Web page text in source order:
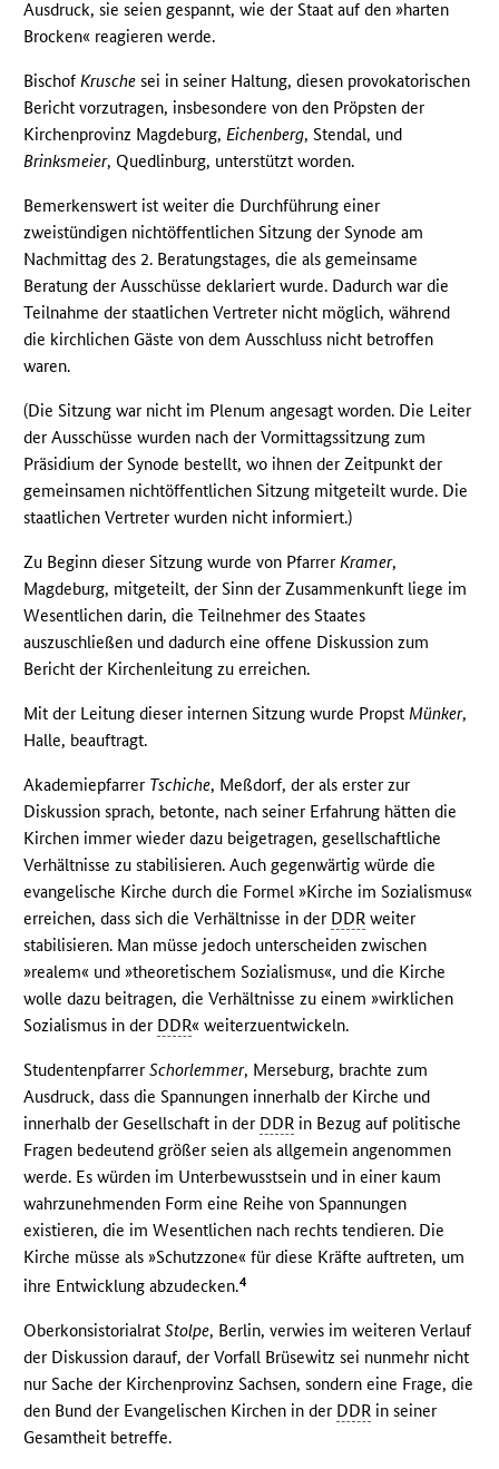
Ausdruck, sie seien gespannt, wie der Staat auf den »harten
Brocken« reagieren werde.
BischofKrusche sei in seiner Haltung, diesen provokatorischen
Bericht vorzutragen, insbesondere von den Pröpsten der
Kirchenprovinz Magdeburg,Eichenberg, Stendal, und
Brinksmeier, Quedlinburg, unterstützt worden.
Bemerkenswert ist weiter die Durchführung einer
zweistündigen nichtöffentlichen Sitzung der Synode am
Nachmittag des 2. Beratungstages, die als gemeinsame
Beratung der Ausschüsse deklariert wurde. Dadurch war die
Teilnahme der staatlichen Vertreter nicht möglich, während
die kirchlichen Gäste von dem Ausschluss nicht betroffen
waren.
(Die Sitzung war nicht im Plenum angesagt worden. Die Leiter
der Ausschüsse wurden nach der Vormittagssitzung zum
Präsidium der Synode bestellt, wo ihnen der Zeitpunkt der
gemeinsamen nichtöffentlichen Sitzung mitgeteilt wurde. Die
staatlichen Vertreter wurden nicht informiert.)
Zu Beginn dieser Sitzung wurde von PfarrerKramer,
Magdeburg, mitgeteilt, der Sinn der Zusammenkunft liege im
Wesentlichen darin, die Teilnehmer des Staates
auszuschließen und dadurch eine offene Diskussion zum
Bericht der Kirchenleitung zu erreichen.
Mit der Leitung dieser internen Sitzung wurde PropstMünker,
Halle, beauftragt.
Akademiepfarrer Tschiche, Meßdorf, der als erster zur
Diskussion sprach, betonte, nach seiner Erfahrung hätten die
Kirchen immer wieder dazu beigetragen, gesellschaftliche
Verhältnisse zu stabilisieren. Auch gegenwärtig würde die
evangelische Kirche durch die Formel »Kirche im Sozialismus«
erreichen, dass sich die Verhältnisse in der DDR weiter
stabilisieren. Man müsse jedoch unterscheiden zwischen
»realem« und »theoretischem Sozialismus«, und die Kirche
wolle dazu beitragen, die Verhältnisse zu einem »wirklichen
Sozialismus in der DDR« weiterzuentwickeln.
StudentenpfarrerSchorlemmer, Merseburg, brachte zum
Ausdruck, dass die Spannungen innerhalb der Kirche und
innerhalb der Gesellschaft in der DDR in Bezug auf politische
Fragen bedeutend größer seien als allgemein angenommen
werde. Es würden im Unterbewusstsein und in einer kaum
wahrzunehmenden Form eine Reihe von Spannungen
existieren, die im Wesentlichen nach rechts tendieren. Die
Kirche müsse als »Schutzzone« für diese Kräfte auftreten, um
ihre Entwicklung abzudecken.4
OberkonsistorialratStolpe, Berlin, verwies im weiteren Verlauf
der Diskussion darauf, der Vorfall Brüsewitz sei nunmehr nicht
nur Sache der Kirchenprovinz Sachsen, sondern eine Frage, die
den Bund der Evangelischen Kirchen in der DDR in seiner
Gesamtheit betreffe.